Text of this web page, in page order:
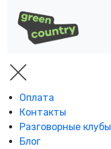
Оплата
Контакты
Разговорные клубы
Блог